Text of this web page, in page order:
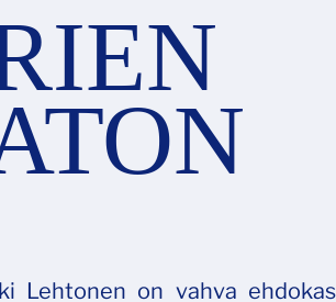
Lehtonen on vahva ehdokas